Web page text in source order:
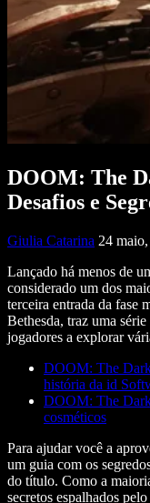
DOOM: The
Desafios e
Giulia Catarina 24
Lançado há menos de
considerado um dos
terceira entrada da fase
Bethesda, traz uma
jogadores a explorar
DOOM: The Dark
história da id
DOOM: The
cosméticos
Para ajudar você a
um guia com os
do título. Como a
secretos espalhados